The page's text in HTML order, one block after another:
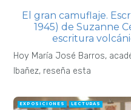
El gran camuflaje.
1945) de Suzanne
escritura
Hoy María José Barros,
Ibañez, reseña esta
EXPOSICIONES LECTURAS